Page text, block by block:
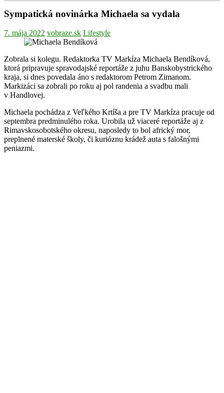
Sympatická novinárka Michaela sa vydala
7. mája 2022 vobraze.sk Lifestyle
Zobrala si kolegu. Redaktorka TV Markíza Michaela Bendíková,
ktorá pripravuje spravodajské reportáže z juhu Banskobystrického
kraja, si dnes povedala áno s redaktorom Petrom Zimanom.
Markizáci sa zobrali po roku aj pol randenia a svadbu mali
v Handlovej.
Michaela pochádza z Veľkého Krtíša a pre TV Markíza pracuje od
septembra predminulého roka. Urobila už viaceré reportáže aj z
Rimavskosobotského okresu, naposledy to bol africký mor,
preplnené materské školy, či kurióznu krádež auta s falošnými
peniazmi.